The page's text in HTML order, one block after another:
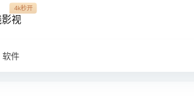
视
4k秒开
软件